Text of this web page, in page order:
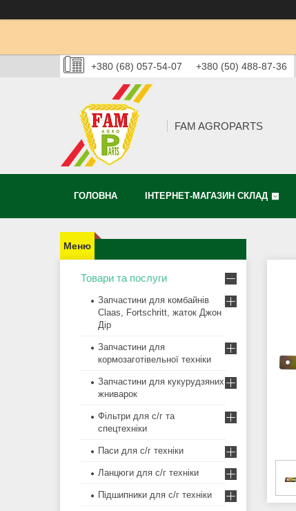
+380 (68) 057-54-07 +380 (50) 488-87-36
FAM AGROPARTS
ГОЛОВНА ІНТЕРНЕТ-МАГАЗИН СКЛАД
Товари та послуги
Запчастини для комбайнів
Claas, Fortschritt, жаток Джон
Дір
Запчастини для
кормозаготівельної техніки
Запчастини для кукурудзяних
жниварок
Фільтри для с/г та
спецтехніки
Паси для с/г техніки
Ланцюги для с/г техніки
Підшипники для с/г техніки